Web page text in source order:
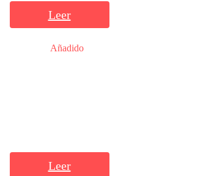
Leer
Añadido
Leer